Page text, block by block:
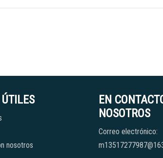
nosotros
EN
NOSOTROS
Correo electrónico: